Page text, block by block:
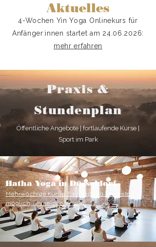
Aktuelles
4-Wochen Yin Yoga Onlinekurs für
Anfänger:innen startet am 24.06.2026​:
mehr erfahren
Praxis &
Stundenplan
Öffentliche Angebote | fortlaufende Kurse |
Sport im Park
Hatha Yoga in Düsseldorf
Mehrwöchige Kurse, Einstieg pro Trimester
möglich, Anmeldung nötig!